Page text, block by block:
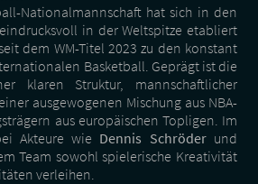
Nationalmannschaft hat sich in den
in der Weltspitze etabliert
dem WM-Titel 2023 zu den konstant
Basketball. Geprägt ist die
klaren Struktur, mannschaftlicher
ausgewogenen Mischung aus NBA-
aus europäischen Topligen. Im
Akteure wie Dennis Schröderund
Team sowohl spielerische Kreativität
verleihen.